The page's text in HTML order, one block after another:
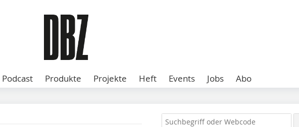
Podcast Produkte Projekte Heft Events Jobs Abo